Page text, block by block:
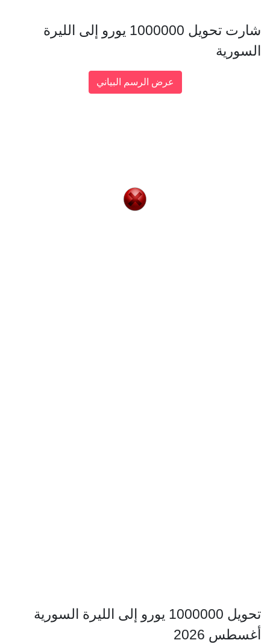
شارت تحويل 1000000 يورو إلى الليرة
السورية
تحويل 1000000 يورو إلى الليرة السورية
أغسطس 2026